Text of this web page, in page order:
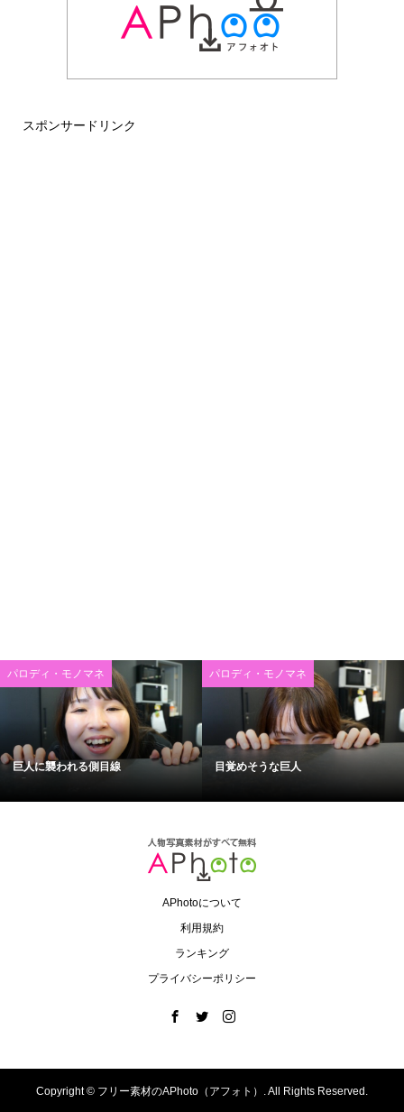
スポンサードリンク
パロディ・モノマネ
巨人に襲われる側目線
パロディ・モノマネ
目覚めそうな巨人
APhotoについて
利用規約
ランキング
プライバシーポリシー
Copyright © フリー素材のAPhoto（アフォト）. All Rights Reserved.